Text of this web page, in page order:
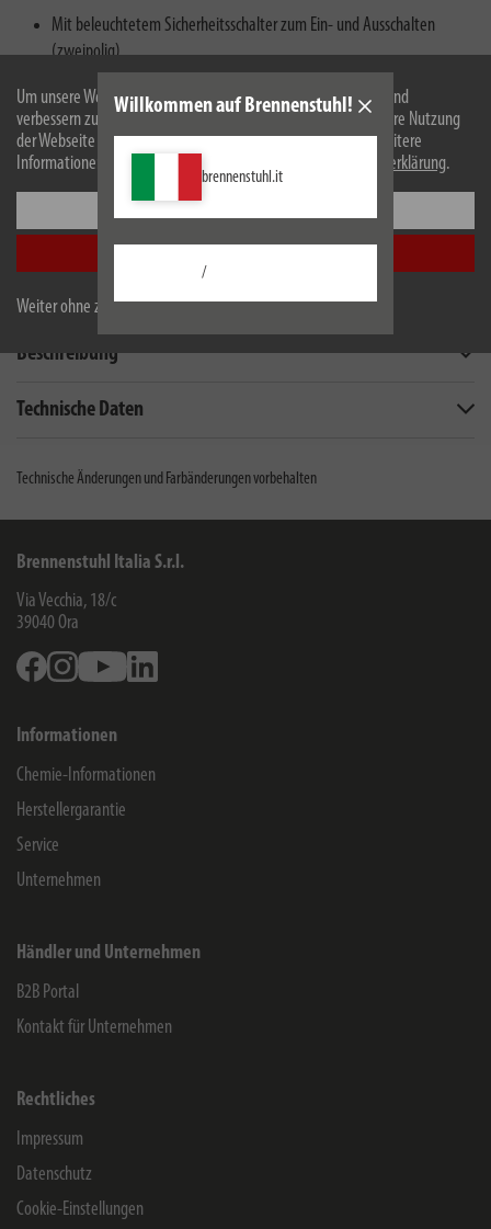
Um unsere Webseite für Sie optimal zu gestalten und fortlaufend
verbessern zu können, verwenden wir Cookies. Durch die weitere Nutzung
der Webseite stimmen Sie der Verwendung von Cookies zu. Weitere
Informationen zu Cookies erhalten Sie in unserer
Datenschutzerklärung.
Weiter ohne zu akzeptieren
Willkommen auf Brennenstuhl!
brennenstuhl.it
/
Mit beleuchtetem Sicherheitsschalter zum Ein- und Ausschalten
(zweipolig)
Lieferumfang: 1 x Premium-Alu-Line Technik Steckdosenleiste in der
Farbe silber/schwarz - in bester Qualität von brennenstuhl®
Beschreibung
Technische Daten
Technische Änderungen und Farbänderungen vorbehalten
Brennenstuhl Italia S.r.l.
Via Vecchia, 18/c
39040Ora
FacebookInstagramYoutube
Informationen
Chemie-Informationen
Herstellergarantie
Service
Unternehmen
Händler und Unternehmen
B2B Portal
Kontakt für Unternehmen
Rechtliches
Impressum
Datenschutz
Cookie-Einstellungen